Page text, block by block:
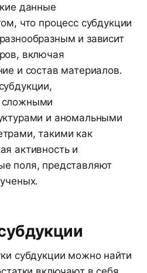
данные
что процесс субдукции
и зависит
включая
и состав материалов.
сложными
и аномальными
такими как
активность и
поля, представляют
субдукции можно найти